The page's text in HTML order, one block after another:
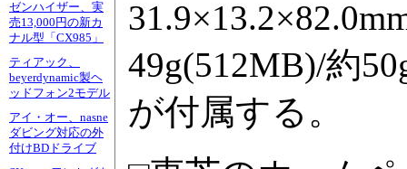
ゼンハイザー、実
売13,000円の新カ
ナル型「CX985」
ティアック、
beyerdynamic製ヘ
ッドフォン2モデル
アイ・オー、nasne
ダビング対応の外
付けBDドライブ
49g(512MB)/約
が付属する。